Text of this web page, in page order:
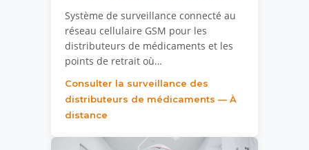
Système de surveillance connecté au
réseau cellulaire GSM pour les
distributeurs de médicaments et les
points de retrait où…
Consulter la surveillance des
distributeurs de médicaments — À
distance